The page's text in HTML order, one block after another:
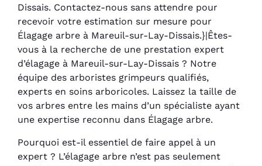
Dissais. Contactez-nous sans attendre pour
recevoir votre estimation sur mesure pour
Élagage arbre à Mareuil-sur-Lay-Dissais.}|Êtes-
vous à la recherche de une prestation expert
d’élagage à Mareuil-sur-Lay-Dissais ? Notre
équipe des arboristes grimpeurs qualifiés,
experts en soins arboricoles. Laissez la taille de
vos arbres entre les mains d’un spécialiste ayant
une expertise reconnu dans Élagage arbre.
Pourquoi est-il essentiel de faire appel à un
expert ? L’élagage arbre n’est pas seulement